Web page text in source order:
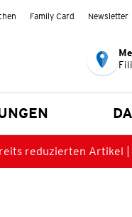
Family Card Newsletter
reduzierten Artikel |